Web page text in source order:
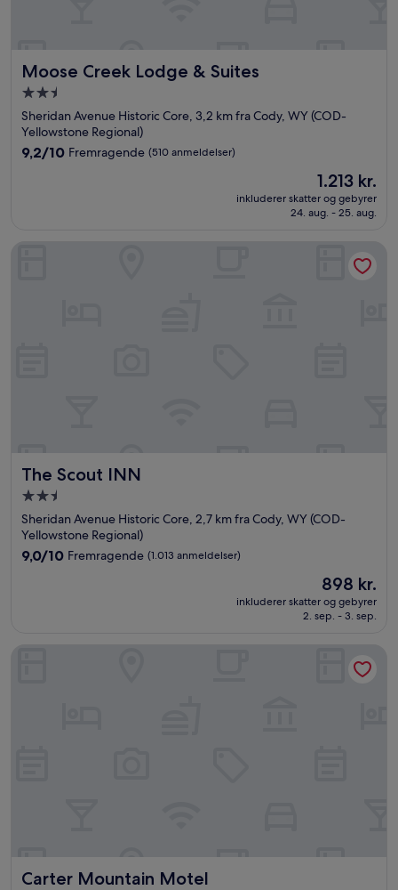
Moose Creek Lodge & Suites
Moose Creek Lodge & Suites
2.5-
stjernet
overnatningssted
Sheridan Avenue Historic Core, 3,2 km fra Cody, WY (COD-
Yellowstone Regional)
9.2
anmeldelser)
9,2/10 Fremragende (510 anmeldelser)
Prisen
1.213 kr.
1.213 kr.
inkluderer skatter og gebyrer
24. aug. - 25. aug.
The Scout INN
The Scout INN
2.5-
stjernet
overnatningssted
Sheridan Avenue Historic Core, 2,7 km fra Cody, WY (COD-
Yellowstone Regional)
9.0
anmeldelser)
9,0/10 Fremragende (1.013 anmeldelser)
Prisen
er
898 kr.
898 kr.
inkluderer skatter og gebyrer
2. sep. - 3. sep.
The Scout INN
Carter Mountain Motel
Carter Mountain Motel